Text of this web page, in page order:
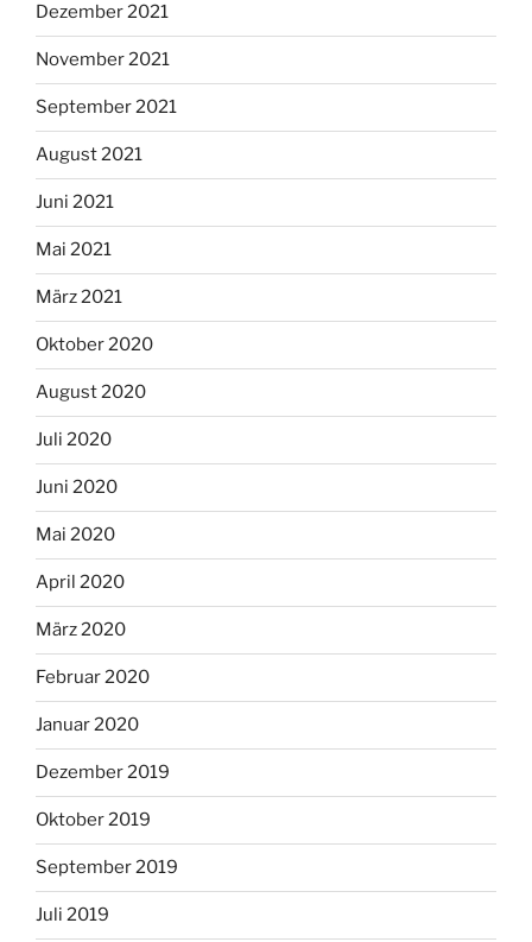
Dezember 2021
November 2021
September 2021
August 2021
Juni 2021
Mai 2021
März 2021
Oktober 2020
August 2020
Juli 2020
Juni 2020
Mai 2020
April 2020
März 2020
Februar 2020
Januar 2020
Dezember 2019
Oktober 2019
September 2019
Juli 2019